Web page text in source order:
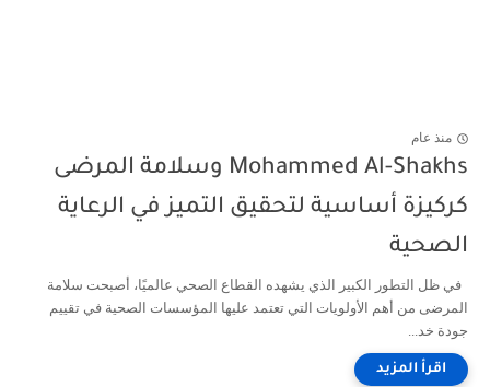
منذ عام
Mohammed Al-Shakhs وسلامة المرضى
كركيزة أساسية لتحقيق التميز في الرعاية
الصحية
في ظل التطور الكبير الذي يشهده القطاع الصحي عالميًا، أصبحت سلامة
المرضى من أهم الأولويات التي تعتمد عليها المؤسسات الصحية في تقييم
جودة خد...